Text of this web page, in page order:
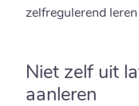
zelfregulerend
Niet zelf uit
aanleren